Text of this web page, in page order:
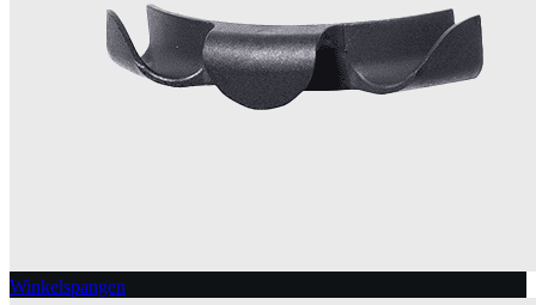
Winkelspangen